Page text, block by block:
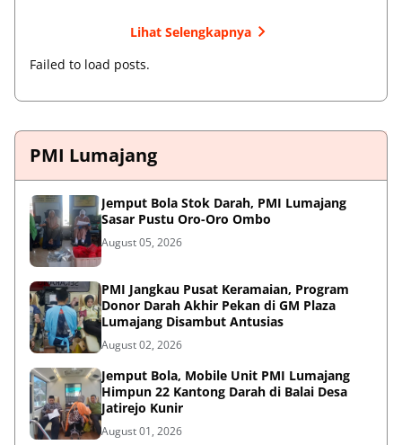
Lihat Selengkapnya
Failed to load posts.
PMI Lumajang
Jemput Bola Stok Darah, PMI Lumajang
Sasar Pustu Oro-Oro Ombo
August 05, 2026
PMI Jangkau Pusat Keramaian, Program
Donor Darah Akhir Pekan di GM Plaza
Lumajang Disambut Antusias
August 02, 2026
Jemput Bola, Mobile Unit PMI Lumajang
Himpun 22 Kantong Darah di Balai Desa
Jatirejo Kunir
August 01, 2026